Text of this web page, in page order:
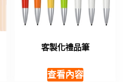
客製化禮品筆
查看內容